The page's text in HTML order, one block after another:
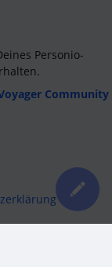
Personio-
Community